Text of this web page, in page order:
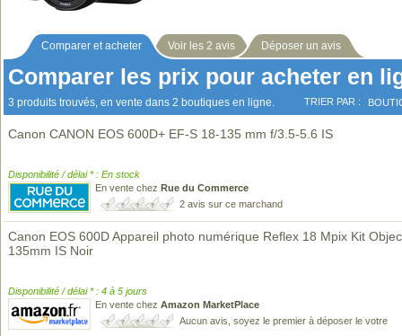
Comparer et acheter Voir les 2 avis Déposer un avis
Comparer les prix pour acheter en
3 produits trouvés, en vente dans 2 boutiques en ligne. TRIER PAR :
Canon CANON EOS 600D+ EF-S 18-135 mm f/3.5-5.6 IS
Disponibilité / délai * : En stock
En vente chez Rue du Commerce
2 avis sur ce marchand
Canon EOS 600D Appareil photo numérique Reflex 18 Mpix Kit
135mm IS Noir
Disponibilité / délai * : 4 à 5 jours
En vente chez Amazon MarketPlace
Aucun avis, soyez le premier à déposer le votre